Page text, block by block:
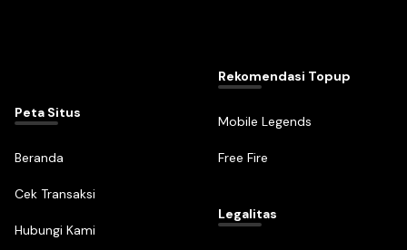
Peta Situs
Beranda
Cek Transaksi
Hubungi Kami
Rekomendasi Topup
Mobile Legends
Free Fire
Legalitas